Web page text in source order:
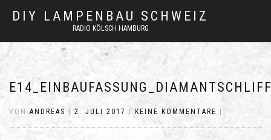
DIY LAMPENBAU SCHWEIZ
RADIO KÖLSCH HAMBURG
VONANDREAS 2. JULI 2017 KEINE KOMMENTARE